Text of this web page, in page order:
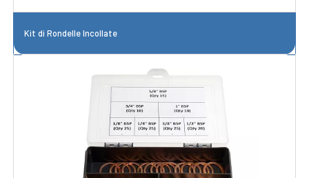
Kit di Rondelle Incollate